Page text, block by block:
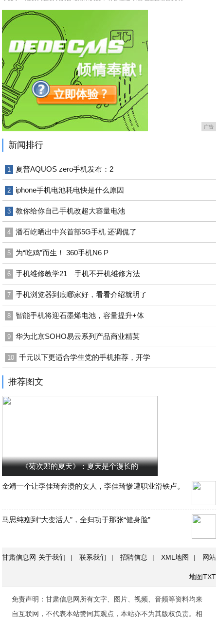
广告
新闻排行
1 夏普AQUOS zero手机发布：2
2 iphone手机电池耗电快是什么原因
3 教你给你自己手机改超大容量电池
4 潘石屹晒出中兴首部5G手机 还调侃了
5 为“吃鸡”而生！ 360手机N6 P
6 手机维修教学21—手机不开机维修方法
7 手机浏览器到底哪家好，看看介绍就明了
8 智能手机将迎石墨烯电池，容量提升+体
9 华为北京SOHO易云系列产品商业精英
10 千元以下更适合学生党的手机推荐，开学
推荐图文
《菊次郎的夏天》：夏天是个漫长的
金靖一个让李佳琦奔溃的女人，李佳琦惨遭职业滑铁卢。
马思纯瘦到“大变活人”，全归功于那张“健身脸”
甘肃信息网 关于我们 | 联系我们 | 招聘信息 | XML地图 | 网站
地图TXT
免责声明：甘肃信息网所有文字、图片、视频、音频等资料均来
自互联网，不代表本站赞同其观点，本站亦不为其版权负责。相